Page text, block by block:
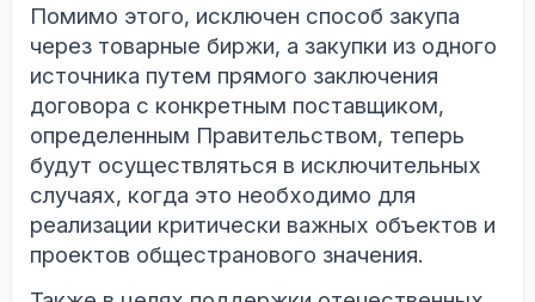
Помимо этого, исключен способ закупа
через товарные биржи, а закупки из одного
источника путем прямого заключения
договора с конкретным поставщиком,
определенным Правительством, теперь
будут осуществляться в исключительных
случаях, когда это необходимо для
реализации критически важных объектов и
проектов общестранового значения.